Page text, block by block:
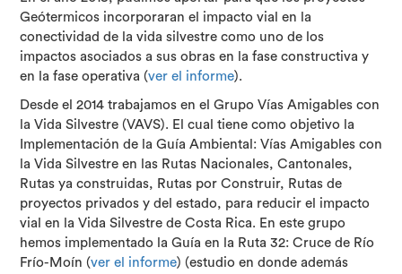
Geótermicos incorporaran el impacto vial en la
conectividad de la vida silvestre como uno de los
impactos asociados a sus obras en la fase constructiva y
en la fase operativa (ver el informe).
Desde el 2014 trabajamos en el Grupo Vías Amigables con
la Vida Silvestre (VAVS). El cual tiene como objetivo la
Implementación de la Guía Ambiental: Vías Amigables con
la Vida Silvestre en las Rutas Nacionales, Cantonales,
Rutas ya construidas, Rutas por Construir, Rutas de
proyectos privados y del estado, para reducir el impacto
vial en la Vida Silvestre de Costa Rica. En este grupo
hemos implementado la Guía en la Ruta 32: Cruce de Río
Frío-Moín (ver el informe) (estudio en donde además